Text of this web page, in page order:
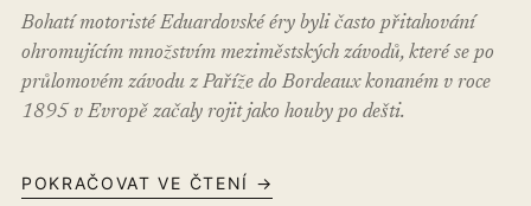
Bohatí motoristé Eduardovské éry byli často přitahování
ohromujícím množstvím meziměstských závodů, které se po
průlomovém závodu z Paříže do Bordeaux konaném v roce
1895 v Evropě začaly rojit jako houby po dešti.
POKRAČOVAT VE ČTENÍ →